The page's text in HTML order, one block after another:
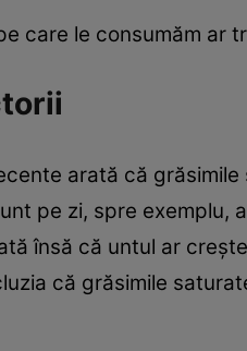
care le consumăm ar
arată că
pe zi, spre
însă că untul ar
că grăsimile